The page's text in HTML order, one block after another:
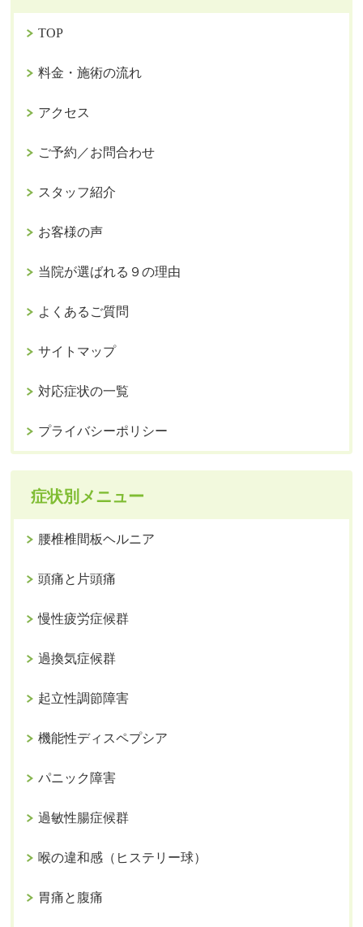
TOP
料金・施術の流れ
アクセス
ご予約／お問合わせ
スタッフ紹介
お客様の声
当院が選ばれる９の理由
よくあるご質問
サイトマップ
対応症状の一覧
プライバシーポリシー
症状別メニュー
腰椎椎間板ヘルニア
頭痛と片頭痛
慢性疲労症候群
過換気症候群
起立性調節障害
機能性ディスペプシア
パニック障害
過敏性腸症候群
喉の違和感（ヒステリー球）
胃痛と腹痛